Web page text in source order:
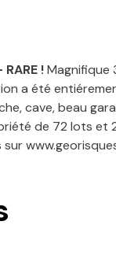
RARE !Magnifique
a été
cave, beau
de 72 lots et